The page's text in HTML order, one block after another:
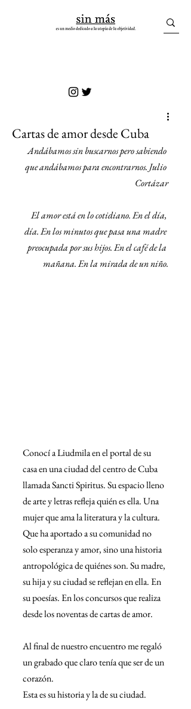
Cartas de amor desde Cuba
Andábamos sin buscarnos pero sabiendo
que andábamos para encontrarnos. Julio
Cortázar
El amor está en lo cotidiano. En el día,
día. En los minutos que pasa una madre
preocupada por sus hijos. En el café de la
mañana. En la mirada de un niño.
Conocí a Liudmila en el portal de su
casa en una ciudad del centro de Cuba
llamada Sancti Spiritus. Su espacio lleno
de arte y letras refleja quién es ella. Una
mujer que ama la literatura y la cultura.
Que ha aportado a su comunidad no
solo esperanza y amor, sino una historia
antropológica de quiénes son. Su madre,
su hija y su ciudad se reflejan en ella. En
su poesías. En los concursos que realiza
desde los noventas de cartas de amor.
Al final de nuestro encuentro me regaló
un grabado que claro tenía que ser de un
corazón.
Esta es su historia y la de su ciudad.